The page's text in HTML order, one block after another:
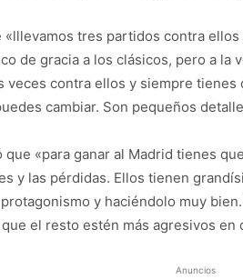
«lllevamos tres partidos contra ellos
de gracia a los clásicos, pero a la
veces contra ellos y siempre
cambiar. Son pequeños
que «para ganar al Madrid tienes
y las pérdidas. Ellos tienen
y haciéndolo muy
el resto estén más agresivos en
Anuncios